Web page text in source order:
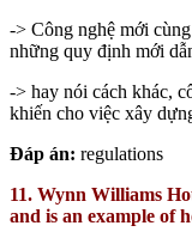
-> Công nghệ mới
những quy định mới
-> hay nói cách khác,
khiến cho việc xây
Đáp án: regulations
11. Wynn Williams
and is an example